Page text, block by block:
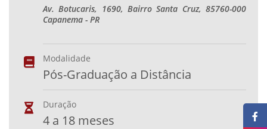
Av. Botucaris, 1690, Bairro Santa Cruz, 85760-000
Capanema - PR
Modalidade
Pós-Graduação a Distância
Duração
4 a 18 meses